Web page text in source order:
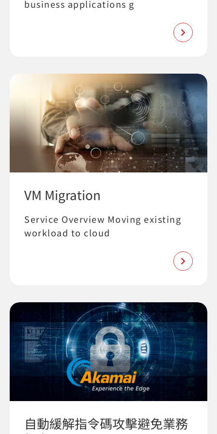
business applications g
VM Migration
Service Overview Moving existing
workload to cloud
自動緩解指令碼攻擊避免業務